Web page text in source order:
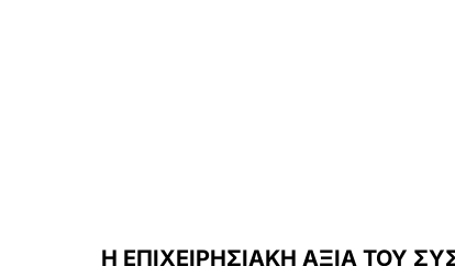
Η ΕΠΙΧΕΙΡΗΣΙΑΚΗ ΑΞΙΑ ΤΟΥ